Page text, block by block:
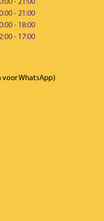
- 21:00
- 21:00
- 18:00
- 17:00
voor WhatsApp)